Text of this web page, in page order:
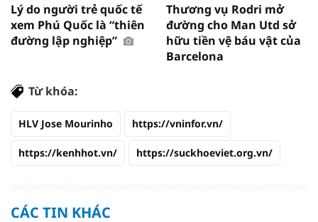
Lý do người trẻ quốc tế
xem Phú Quốc là “thiên
đường lập nghiệp”
Thương vụ Rodri mở
đường cho Man Utd sở
hữu tiền vệ báu vật của
Barcelona
Từ khóa:
HLV Jose Mourinho https://vninfor.vn/
https://kenhhot.vn/ https://suckhoeviet.org.vn/
CÁC TIN KHÁC